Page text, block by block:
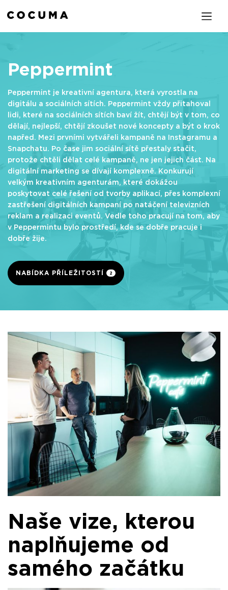
Peppermint
Peppermint je kreativní agentura, která vyrostla na
digitálu a sociálních sítích. Peppermint vždy přitahoval
lidi, které na sociálních sítích baví žít, chtějí být v tom, co
dělají, nejlepší, chtějí zkoušet nové koncepty a být o krok
napřed. Mezi prvními vytvářeli kampaně na Instagramu a
Snapchatu. Po čase jim sociální sítě přestaly stačit,
protože chtěli dělat celé kampaně, ne jen jejich část. Na
digitální marketing se dívají komplexně. Konkurují
velkým kreativním agenturám, které dokážou
poskytovat celé řešení od tvorby aplikací, přes komplexní
zastřešení digitálních kampaní po natáčení televizních
reklam a realizaci eventů. Vedle toho pracují na tom, aby
v Peppermintu bylo prostředí, kde se dobře pracuje i
dobře žije.
NABÍDKA PŘÍLEŽITOSTÍ 2
Naše vize, kterou
naplňujeme od
samého začátku